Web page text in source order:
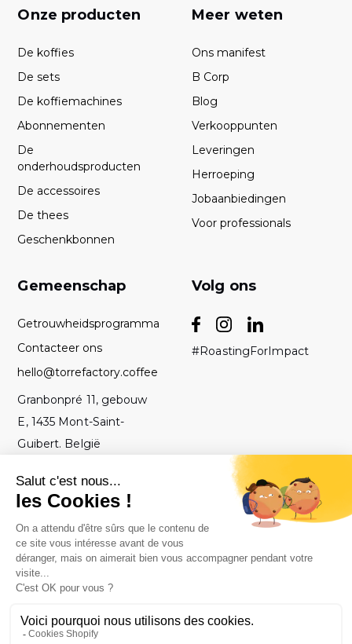
Onze producten
De koffies
De sets
De koffiemachines
Abonnementen
De
onderhoudsproducten
De accessoires
De thees
Geschenkbonnen
Meer weten
Ons manifest
B Corp
Blog
Verkooppunten
Leveringen
Herroeping
Jobaanbiedingen
Voor professionals
Gemeenschap
Getrouwheidsprogramma
Contacteer ons
hello@torrefactory.coffee
Granbonpré 11, gebouw
E, 1435 Mont-Saint-
Guibert. België
Volg ons
#RoastingForImpact
2019 Torrefactory
Project - Alle
rechten
Met ♥ gebrand in
-
Privacybeleid